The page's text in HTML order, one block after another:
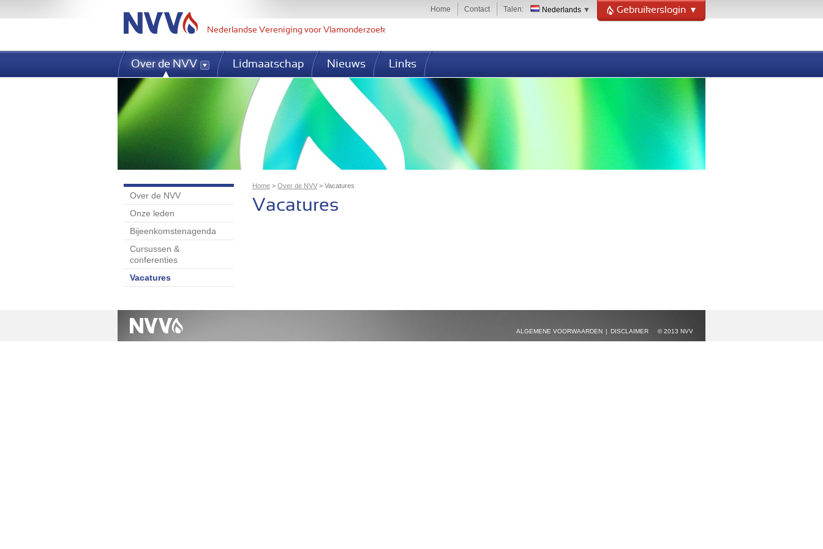
Jump to navigation
Nederlandse Vereniging voor Vlamonderzoek
Gebruikerslogin
Talen Nederlands
Home Contact
U bent hier
Home > Over de NVV > Vacatures
Vacatures
Over de NVV
Onze leden
Bijeenkomstenagenda
Cursussen &
conferenties
Vacatures
Over de NVV Lidmaatschap Nieuws Links
© 2013 NVV
ALGEMENE VOORWAARDEN DISCLAIMER